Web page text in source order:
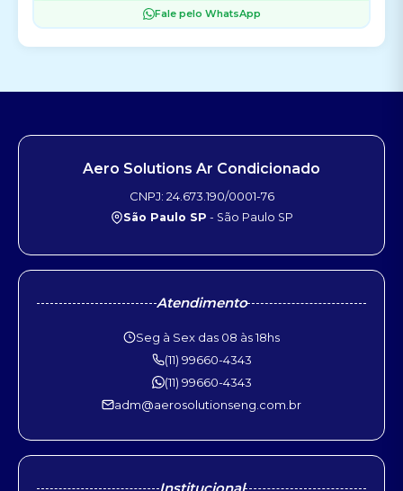
Fale pelo WhatsApp
Aero Solutions Ar Condicionado
CNPJ: 24.673.190/0001-76
São Paulo SP - São Paulo SP
Atendimento
Seg à Sex das 08 às 18hs
(11) 99660-4343
(11) 99660-4343
adm@aerosolutionseng.com.br